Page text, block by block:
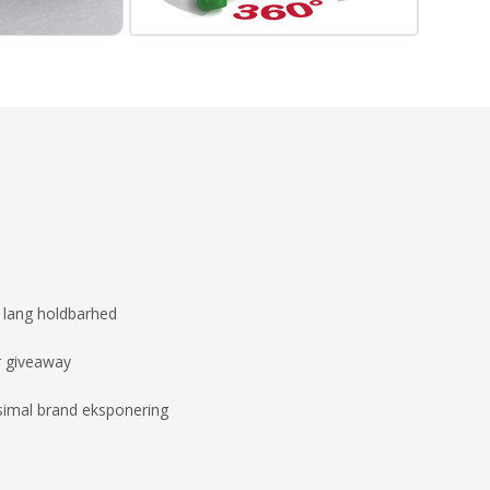
holdbarhed
brand eksponering